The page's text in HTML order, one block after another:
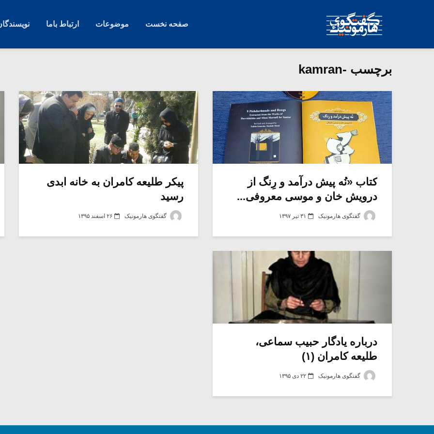
صفحه نخست موضوعات ارتباط باما
برچسب -kamran
کتاب «نُه پیش درآمد و رِنگ از
درویش خان و موسی معروفی...
گفتگوی هارمونیک ۳۱ تیر ۱۳۹۷
پیکر طلیعه کامران به خانه ابدی
رسید
گفتگوی هارمونیک ۲۶ اسفند ۱۳۹۵
درباره یادگار حبیب سماعی،
طلیعه کامران (۱)
گفتگوی هارمونیک ۲۲ دی ۱۳۹۵